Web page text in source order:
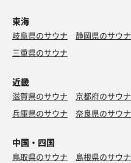
東海
岐阜県のサウナ 静岡県のサウナ
三重県のサウナ
近畿
滋賀県のサウナ 京都府のサウナ
兵庫県のサウナ
奈良県のサウナ
中国・四国
鳥取県のサウナ 島根県のサウナ